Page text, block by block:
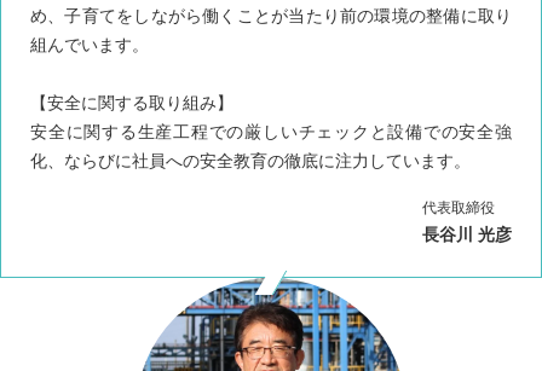
め、子育てをしながら働くことが当たり前の環境の整備に取り
組んでいます。
【安全に関する取り組み】
安全に関する生産工程での厳しいチェックと設備での安全強
化、ならびに社員への安全教育の徹底に注力しています。
代表取締役
長谷川 光彦